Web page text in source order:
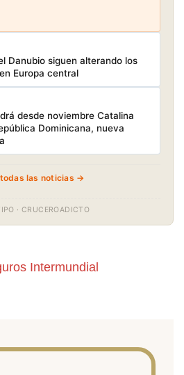
Danubio siguen alterando los
Europa central
desde noviembre Catalina
Dominicana, nueva
las noticias →
· CRUCEROADICTO